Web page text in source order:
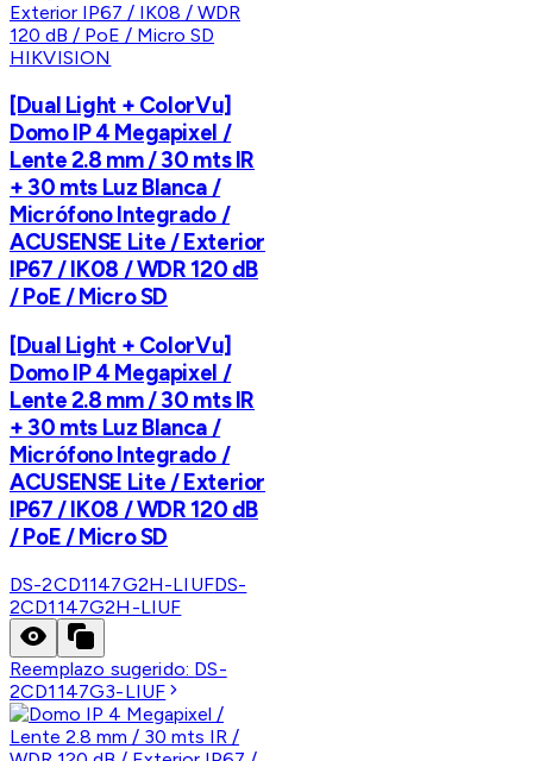
HIKVISION
[Dual Light + ColorVu]
Domo IP 4 Megapixel /
Lente 2.8 mm / 30 mts IR
+ 30 mts Luz Blanca /
Micrófono Integrado /
ACUSENSE Lite / Exterior
IP67 / IK08 / WDR 120 dB
/ PoE / Micro SD
[Dual Light + ColorVu]
Domo IP 4 Megapixel /
Lente 2.8 mm / 30 mts IR
+ 30 mts Luz Blanca /
Micrófono Integrado /
ACUSENSE Lite / Exterior
IP67 / IK08 / WDR 120 dB
/ PoE / Micro SD
DS-2CD1147G2H-LIUFDS-
2CD1147G2H-LIUF
Reemplazo sugerido: DS-
2CD1147G3-LIUF